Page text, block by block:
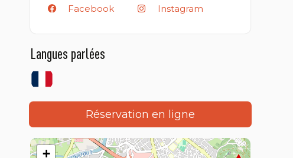
Facebook
Instagram
Langues parlées
Réservation en ligne
+